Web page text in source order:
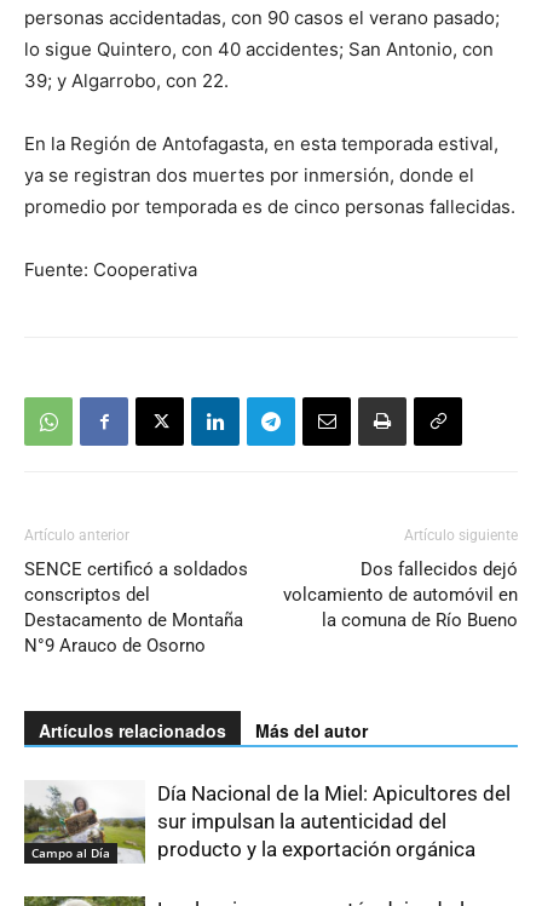
personas accidentadas, con 90 casos el verano pasado;
lo sigue Quintero, con 40 accidentes; San Antonio, con
39; y Algarrobo, con 22.
En la Región de Antofagasta, en esta temporada estival,
ya se registran dos muertes por inmersión, donde el
promedio por temporada es de cinco personas fallecidas.
Fuente: Cooperativa
Artículo anterior
SENCE certificó a soldados
conscriptos del
Destacamento de Montaña
N°9 Arauco de Osorno
Artículo siguiente
Dos fallecidos dejó
volcamiento de automóvil en
la comuna de Río Bueno
Artículos relacionados Más del autor
Campo al Día
Día Nacional de la Miel: Apicultores del
sur impulsan la autenticidad del
producto y la exportación orgánica